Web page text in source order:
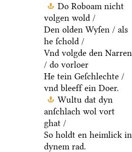
Do Roboam nicht
volgen wold /
Den olden Wyſen / als
he ſchold /
Vnd volgde den Narren
/ do vorloer
He tein Geſchlechte /
vnd bleeff ein Doer.
Wultu dat dyn
anſchlach wol vort
ghat /
So holdt en heimlick in
dynem rad.